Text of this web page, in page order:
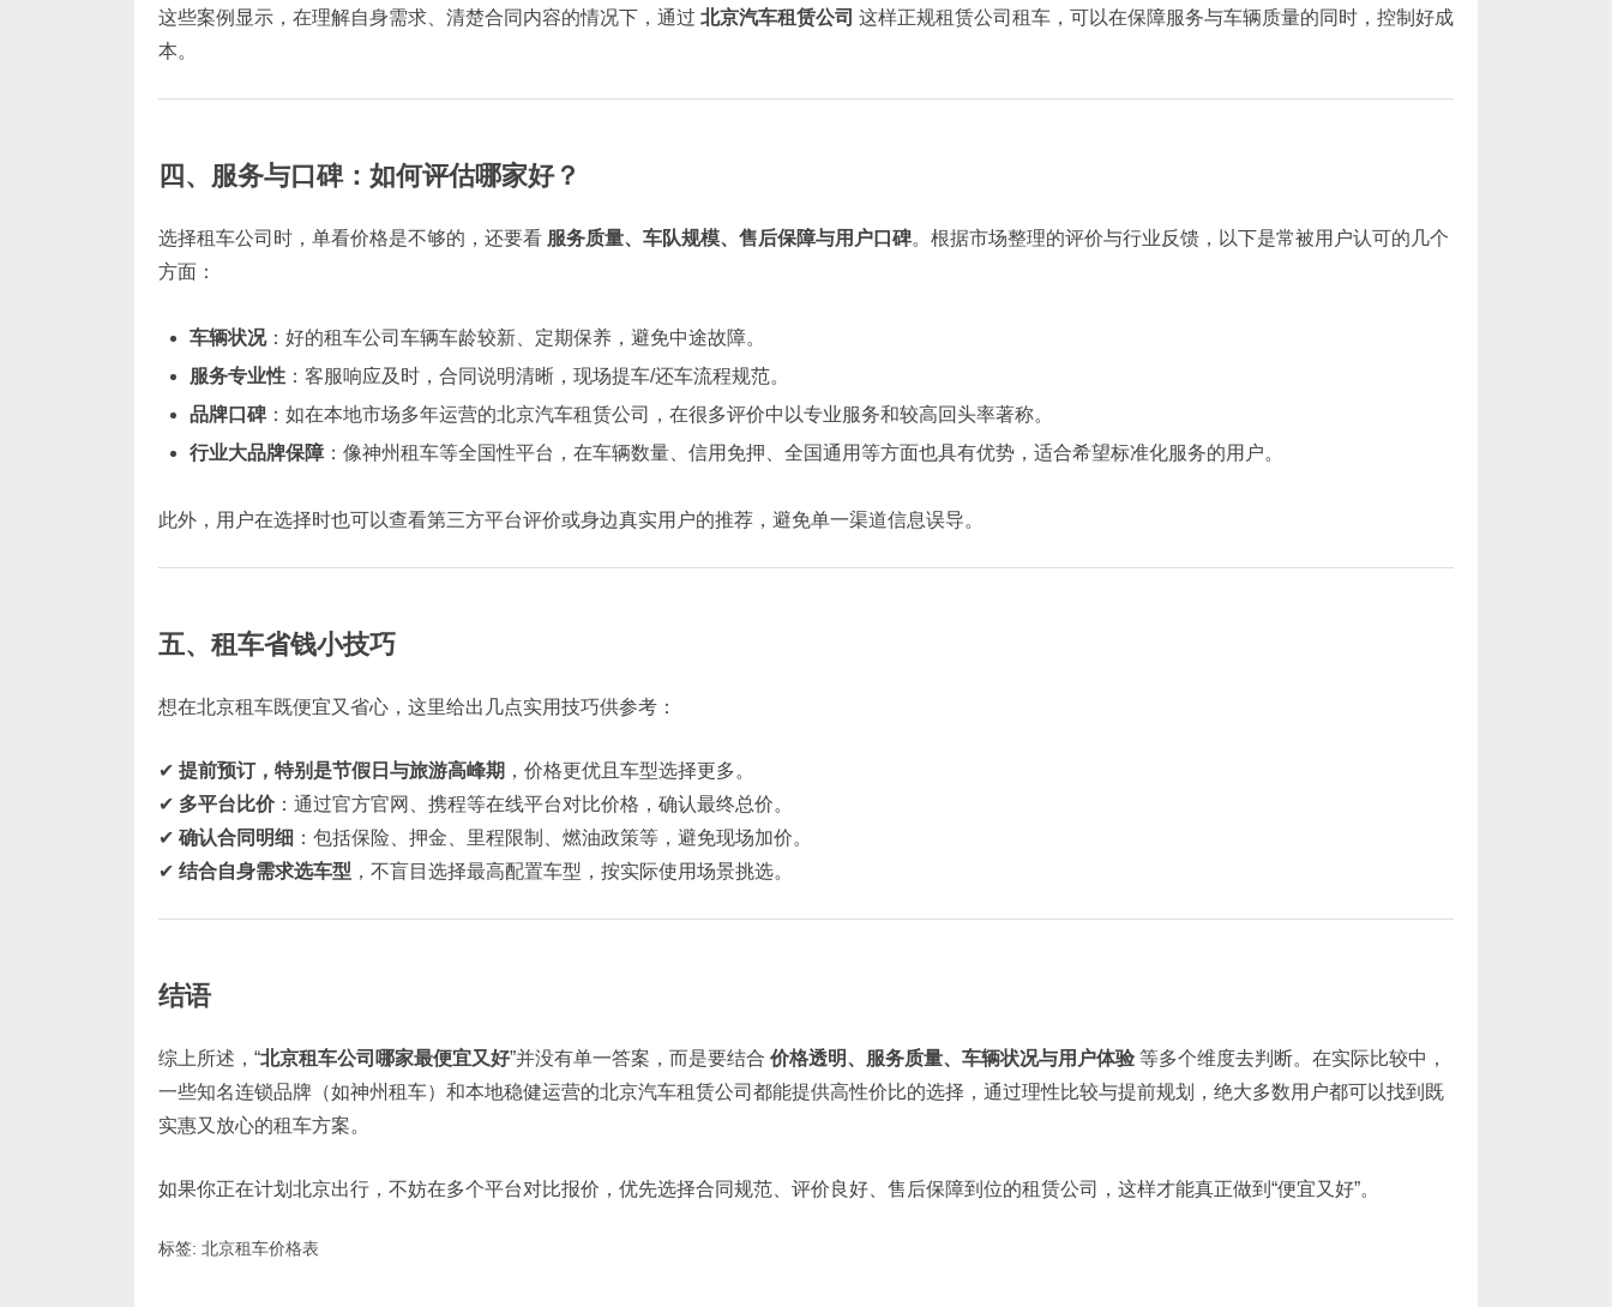
这些案例显示，在理解自身需求、清楚合同内容的情况下，通过 北京汽车租赁公司 这样正规租赁公司租车，可以在保障服务与车辆质量的同时，控制好成
本。
四、服务与口碑：如何评估哪家好？
选择租车公司时，单看价格是不够的，还要看 服务质量、车队规模、售后保障与用户口碑。根据市场整理的评价与行业反馈，以下是常被用户认可的几个
方面：
车辆状况：好的租车公司车辆车龄较新、定期保养，避免中途故障。
服务专业性：客服响应及时，合同说明清晰，现场提车/还车流程规范。
品牌口碑：如在本地市场多年运营的北京汽车租赁公司，在很多评价中以专业服务和较高回头率著称。
行业大品牌保障：像神州租车等全国性平台，在车辆数量、信用免押、全国通用等方面也具有优势，适合希望标准化服务的用户。
此外，用户在选择时也可以查看第三方平台评价或身边真实用户的推荐，避免单一渠道信息误导。
五、租车省钱小技巧
想在北京租车既便宜又省心，这里给出几点实用技巧供参考：
✔ 提前预订，特别是节假日与旅游高峰期 ，价格更优且车型选择更多。
✔ 多平台比价：通过官方官网、携程等在线平台对比价格，确认最终总价。
✔ 确认合同明细 ：包括保险、押金、里程限制、燃油政策等，避免现场加价。
✔ 结合自身需求选车型 ，不盲目选择最高配置车型，按实际使用场景挑选。
结语
综上所述，“北京租车公司哪家最便宜又好”并没有单一答案，而是要结合 价格透明、服务质量、车辆状况与用户体验 等多个维度去判断。在实际比较中，
一些知名连锁品牌（如神州租车）和本地稳健运营的北京汽车租赁公司都能提供高性价比的选择，通过理性比较与提前规划，绝大多数用户都可以找到既
实惠又放心的租车方案。
如果你正在计划北京出行，不妨在多个平台对比报价，优先选择合同规范、评价良好、售后保障到位的租赁公司，这样才能真正做到“便宜又好”。
标签: 北京租车价格表